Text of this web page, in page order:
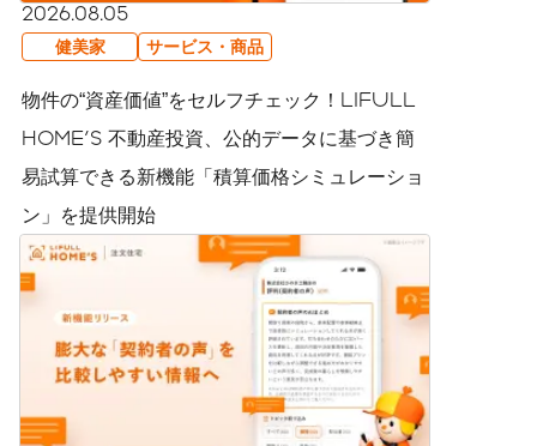
2026.08.05
健美家 サービス・商品
物件の“資産価値”をセルフチェック！LIFULL
HOME'S 不動産投資、公的データに基づき簡
易試算できる新機能「積算価格シミュレーショ
ン」を提供開始